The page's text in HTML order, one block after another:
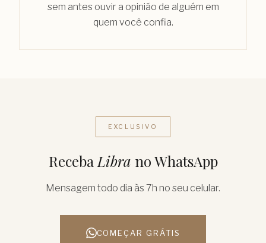
sem antes ouvir a opinião de alguém em
quem você confia.
EXCLUSIVO
Receba Libra no WhatsApp
Mensagem todo dia às 7h no seu celular.
COMEÇAR GRÁTIS